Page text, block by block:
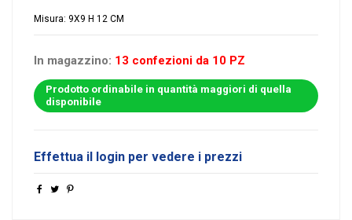
Misura: 9X9 H 12 CM
In magazzino: 13 confezioni da 10 PZ
Prodotto ordinabile in quantità maggiori di quella
disponibile
Effettua il login per vedere i prezzi